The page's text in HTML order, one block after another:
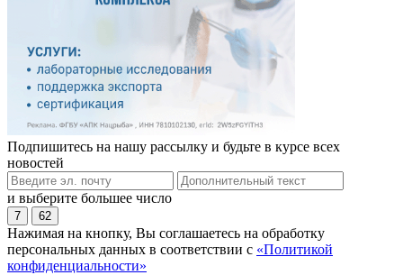
Подпишитесь на нашу рассылку и будьте в курсе всех
новостей
и выберите большее число
7 62
Нажимая на кнопку, Вы соглашаетесь на обработку
персональных данных в соответствии с «Политикой
конфиденциальности»